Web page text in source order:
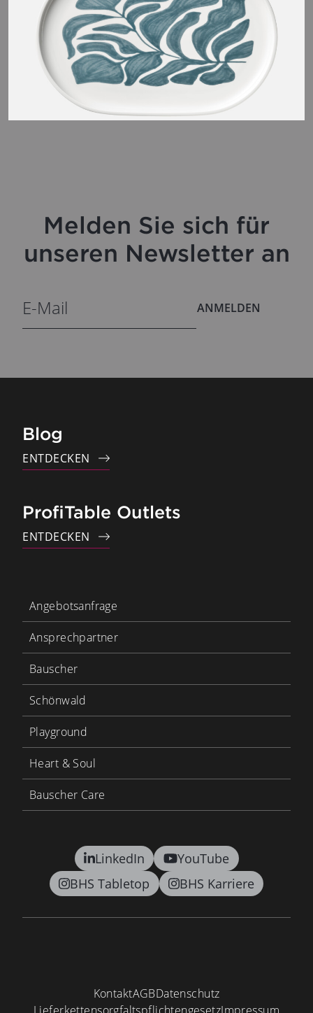
Melden Sie sich für
unseren Newsletter an
ANMELDEN
Blog
ENTDECKEN
ProfiTable Outlets
ENTDECKEN
LinkedIn
YouTube
BHS Tabletop
BHS Karriere
Angebotsanfrage
Ansprechpartner
Bauscher
Schönwald
Playground
Heart & Soul
Bauscher Care
KontaktAGBDatenschutz